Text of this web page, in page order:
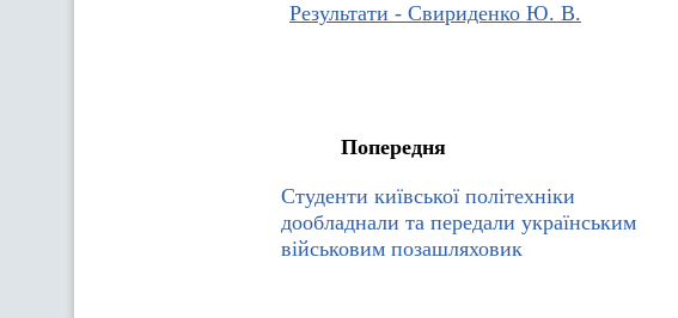
Результати - Свириденко Ю. В.
Попередня
Студенти київської політехніки
дообладнали та передали українським
військовим позашляховик